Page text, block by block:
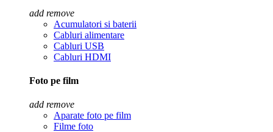
add remove
Acumulatori si baterii
Cabluri alimentare
Cabluri USB
Cabluri HDMI
Foto pe film
add remove
Aparate foto pe film
Filme foto